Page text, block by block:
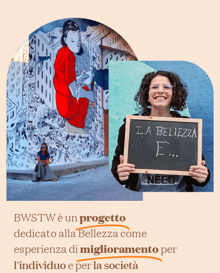
BWSTW è unprogetto
dedicato alla Bellezza come
esperienza dimiglioramentoper
l'individuoe perla società